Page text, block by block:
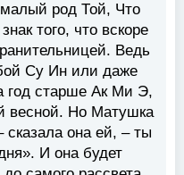
род Той, Что
того, что вскоре
Ведь
Су Ин или даже
год старше Ак Ми Э,
весной. Но Матушка
она ей, – ты
И она будет